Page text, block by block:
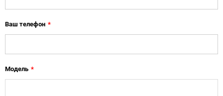
Ваш телефон *
Модель *